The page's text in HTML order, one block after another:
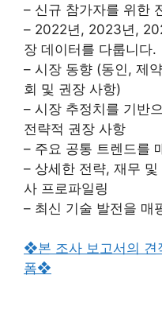
– 신규 참가자를 위한
– 2022년, 2023년,
장 데이터를 다룹니다.
– 시장 동향 (동인, 제
회 및 권장 사항)
– 시장 추정치를 기반
전략적 권장 사항
– 주요 공통 트렌드를
– 상세한 전략, 재무
사 프로파일링
– 최신 기술 발전을 매
❖본 조사 보고서의 견
폼❖